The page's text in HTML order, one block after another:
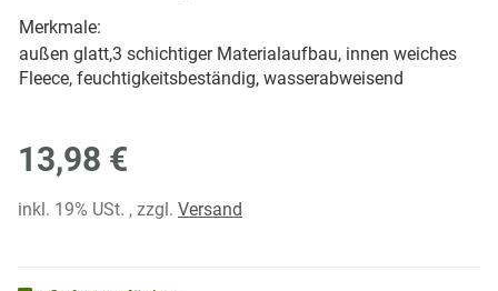
Merkmale:
außen glatt,3 schichtiger Materialaufbau, innen weiches
Fleece, feuchtigkeitsbeständig, wasserabweisend
13,98 €
inkl. 19% USt. , zzgl. Versand